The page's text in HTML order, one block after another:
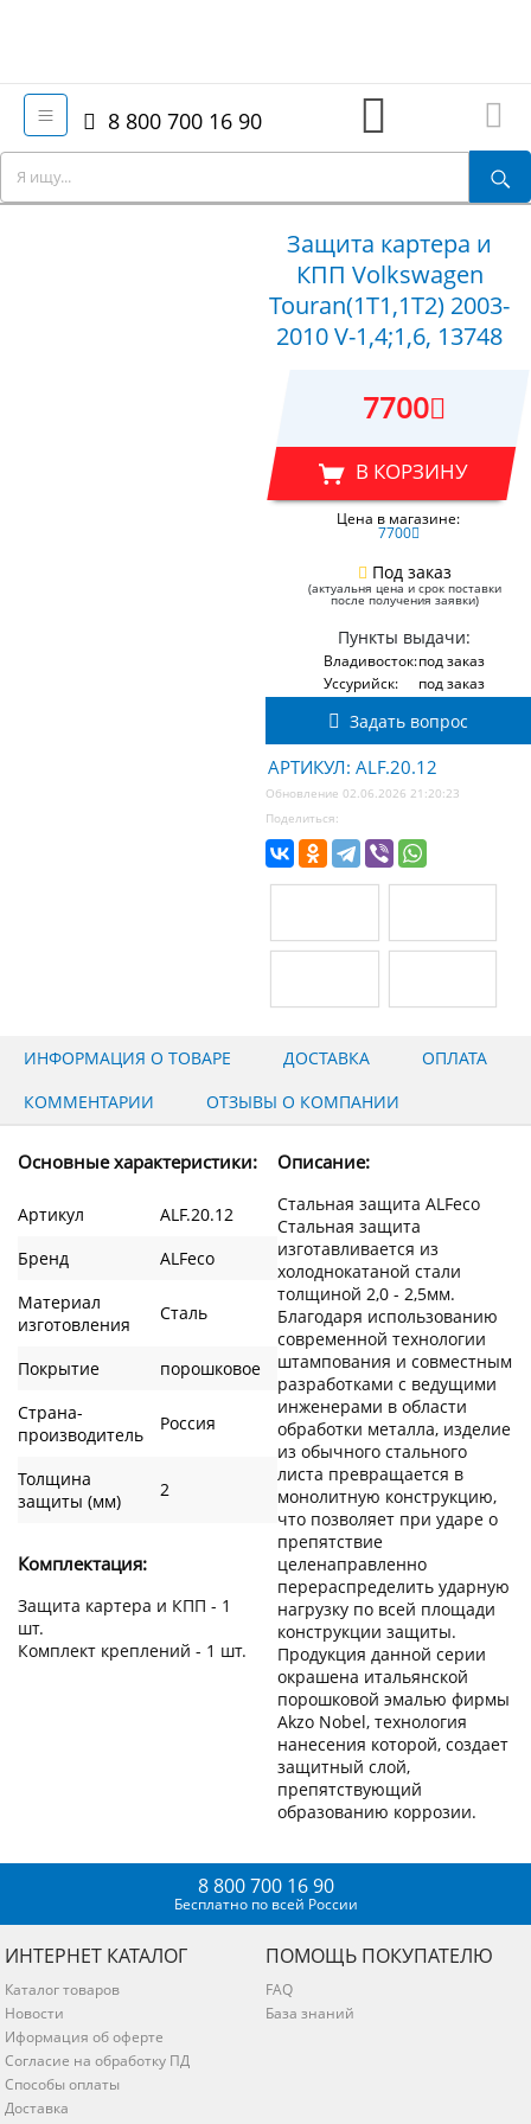
8 800 700 16 90
Защита картера и
КПП Volkswagen
Touran(1T1,1T2) 2003-
2010 V-1,4;1,6, 13748
7700
В КОРЗИНУ
Цена в магазине:
7700
Под заказ
(актуальня цена и срок поставки
после получения заявки)
Пункты выдачи:
Владивосток:под заказ
Уссурийск:
под заказ
Задать вопрос
АРТИКУЛ: ALF.20.12
Обновление 02.06.2026 21:20:23
Поделиться:
ИНФОРМАЦИЯ О ТОВАРЕ ДОСТАВКА
ОПЛАТА
КОММЕНТАРИИ
ОТЗЫВЫ О КОМПАНИИ
Основные характеристики:
Артикул
ALF.20.12
Бренд
ALFeco
Материал
изготовления
Сталь
Покрытие
порошковое
Страна-
производитель
Россия
Толщина
защиты (мм)
2
Комплектация:
Защита картера и КПП - 1
шт.
Комплект креплений - 1 шт.
Описание:
Стальная защита ALFeco
Стальная защита
изготавливается из
холоднокатаной стали
толщиной 2,0 - 2,5мм.
Благодаря использованию
современной технологии
штампования и совместным
разработками с ведущими
инженерами в области
обработки металла, изделие
из обычного стального
листа превращается в
монолитную конструкцию,
что позволяет при ударе о
препятствие
целенаправленно
перераспределить ударную
нагрузку по всей площади
конструкции защиты.
Продукция данной серии
окрашена итальянской
порошковой эмалью фирмы
Akzo Nobel, технология
нанесения которой, создает
защитный слой,
препятствующий
образованию коррозии.
8 800 700 16 90
Бесплатно по всей России
ИНТЕРНЕТ КАТАЛОГ
Каталог товаров
Новости
Иформация об оферте
Согласие на обработку ПД
Способы оплаты
Доставка
ПОМОЩЬ ПОКУПАТЕЛЮ
FAQ
База знаний